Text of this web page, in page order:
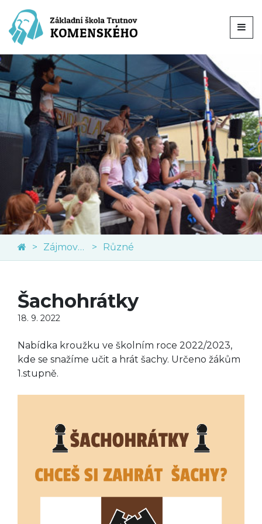
Zájmové kroužky Různé
Šachohrátky
18. 9. 2022
Nabídka kroužku ve školním roce 2022/2023,
kde se snažíme učit a hrát šachy. Určeno žákům
1.stupně.